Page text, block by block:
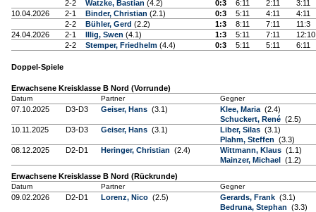
2-2
Watzke, Bastian (4.2) 0:3 6:11 2:11
3:11
10.04.2026
2-1 Binder, Christian (2.1) 0:3 5:11 4:11
4:11
2-2
Bühler, Gerd (2.2) 1:3 8:11 7:11
11:3
24.04.2026
2-1 Illig, Swen (4.1) 1:3 5:11 7:11
12:10
2-2
Stemper, Friedhelm (4.4) 0:3 5:11 5:11 6:11
Doppel-Spiele
Erwachsene Kreisklasse B Nord (Vorrunde)
Datum Partner Gegner
07.10.2025 D3-D3 Geiser, Hans (3.1) Klee, Maria (2.4)
Schuckert, René (2.5)
10.11.2025
D3-D3 Geiser, Hans (3.1) Liber, Silas (3.1)
Plahm, Steffen (3.3)
08.12.2025
D2-D1 Heringer, Christian (2.4) Wittmann, Klaus (1.1)
Mainzer, Michael (1.2)
Erwachsene Kreisklasse B Nord (Rückrunde)
Datum Partner Gegner
09.02.2026 D2-D1 Lorenz, Nico (2.5) Gerards, Frank (3.1)
Bedruna, Stephan (3.3)